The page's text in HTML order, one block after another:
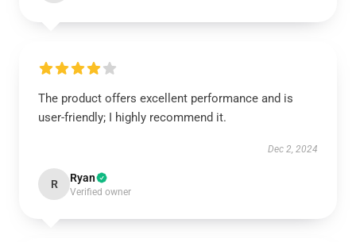
The product offers excellent performance and is
user-friendly; I highly recommend it.
Dec 2, 2024
R Ryan
Verified owner